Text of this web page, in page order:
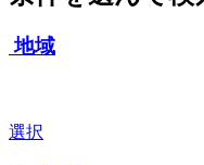
地域
選択